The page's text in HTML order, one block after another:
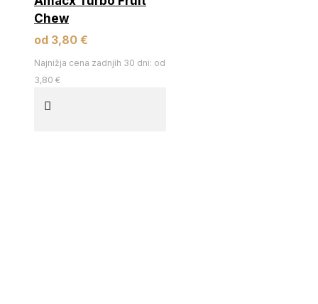
Chew
od 3,80 €
Najnižja cena zadnjih 30 dni: od
3,80 €